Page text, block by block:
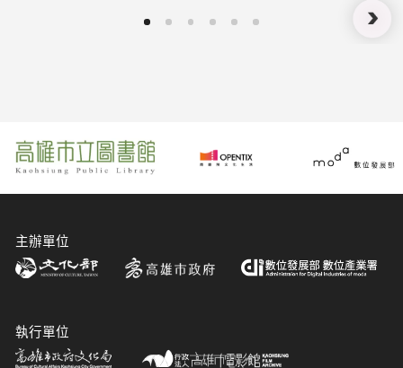
主辦單位
執行單位